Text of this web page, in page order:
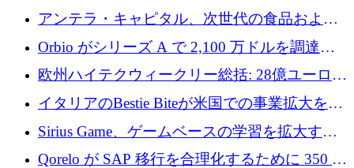
者補助金で 10 周年を迎える
アンテラ・キャピタル、次世代の食品および
アグリテクノロジーのイノベーションを支援
するファンド III の初回クローズ額が 1 億ドル
に到達
Orbio がシリーズ A で 2,100 万ドルを調達、
AI 労働力管理を世界の最前線の労働者に提供
欧州ハイテクウィークリー総括: 28億ユーロの
取引と5月のハイライト
イタリアのBestie Biteが米国での事業拡大を加
速するために150万ユーロを調達
Sirius Game、ゲームベースの学習を拡大する
ために 130 万ユーロの資金調達を完了
Qorelo が SAP 移行を合理化するために 350 万